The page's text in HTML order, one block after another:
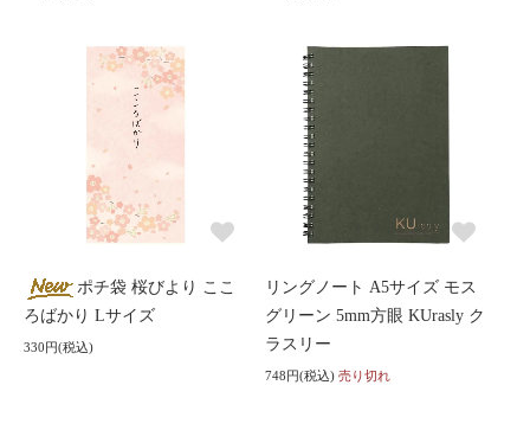
ポチ袋 桜びより ここ
ろばかり Lサイズ
330円(税込)
リングノート A5サイズ モス
グリーン 5mm方眼 KUrasly ク
ラスリー
748円(税込) 売り切れ